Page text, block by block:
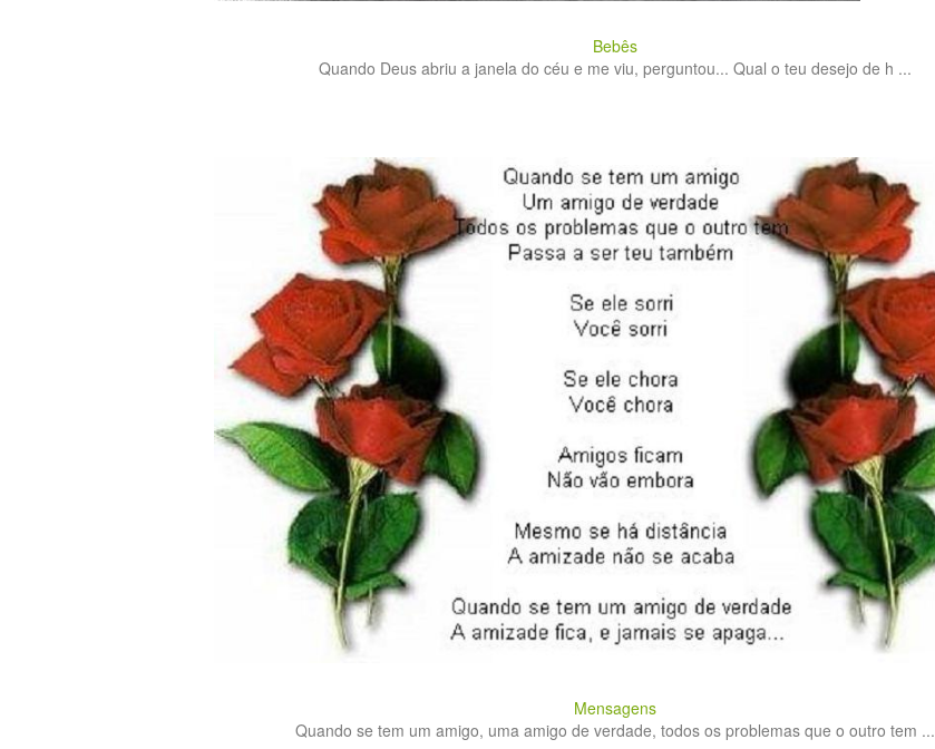
Bebês
Quando Deus abriu a janela do céu e me viu, perguntou... Qual o teu desejo de h ...
Mensagens
Quando se tem um amigo, uma amigo de verdade, todos os problemas que o outro tem ...